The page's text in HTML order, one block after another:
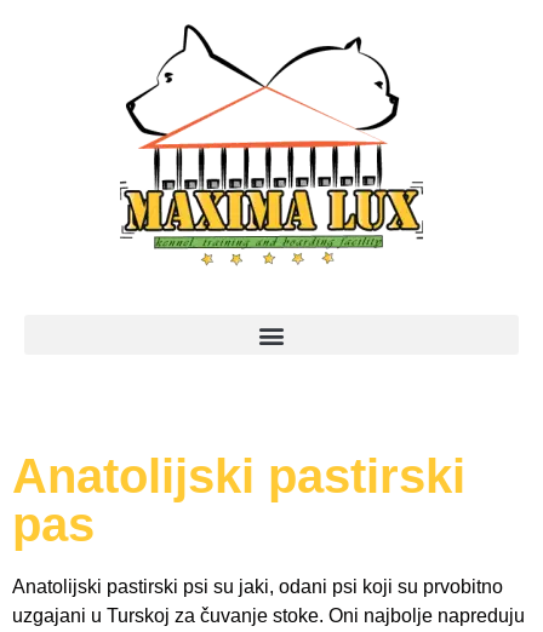
Anatolijski pastirski
pas
Anatolijski pastirski psi su jaki, odani psi koji su prvobitno
uzgajani u Turskoj za čuvanje stoke. Oni najbolje napreduju